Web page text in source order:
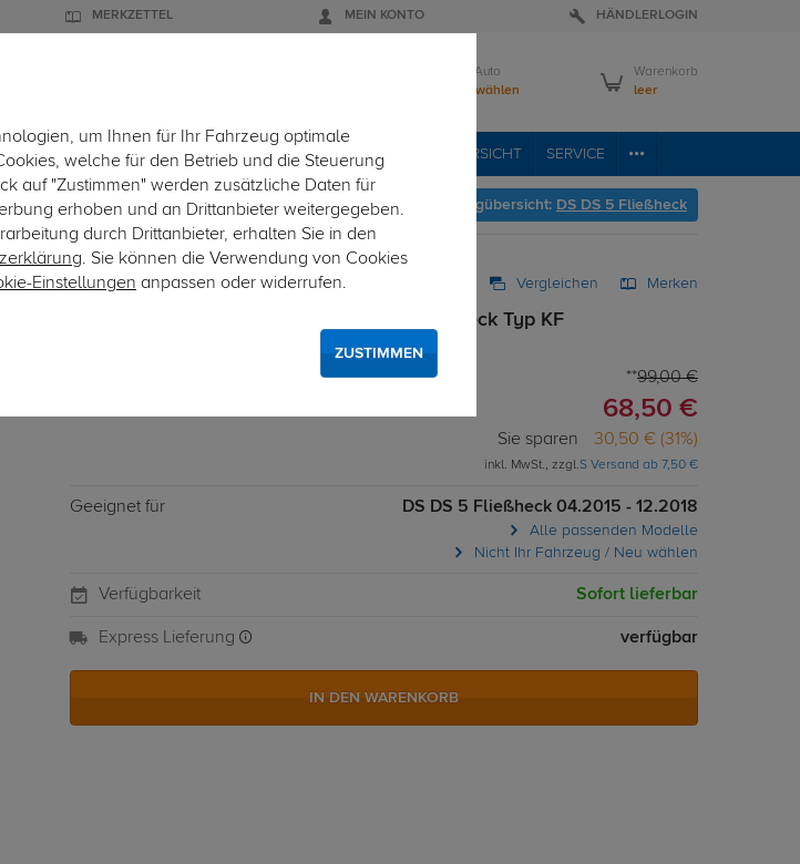
MERKZETTEL MEIN KONTO HÄNDLERLOGIN
Mein Auto
Bitte wählen
Warenkorb
leer
ZUBEHÖR EINBAUSERVICE FAHRZEUGÜBERSICHT SERVICE
Hier geht's zur Fahrzeugübersicht: DS DS 5 Fließheck
Art.-Nr. 7CAN04-1904 Vergleichen Merken
TowTec Elektrosatz 7-pol. für DS DS 5 Fließheck Typ KF
99,00 €
68,50 €
Sie sparen 30,50 € (31%)
inkl. MwSt., zzgl.S Versand ab 7,50 €
Geeignet für DS DS 5 Fließheck 04.2015 - 12.2018
Alle passenden Modelle
Nicht Ihr Fahrzeug / Neu wählen
Verfügbarkeit Sofort lieferbar
Express Lieferung verfügbar
IN DEN WARENKORB
um Ihnen für Ihr Fahrzeug optimale
welche für den Betrieb und die Steuerung
auf "Zustimmen" werden zusätzliche Daten für
erhoben und an Drittanbieter weitergegeben.
durch Drittanbieter, erhalten Sie in den
. Sie können die Verwendung von Cookies
Einstellungen anpassen oder widerrufen.
ZUSTIMMEN